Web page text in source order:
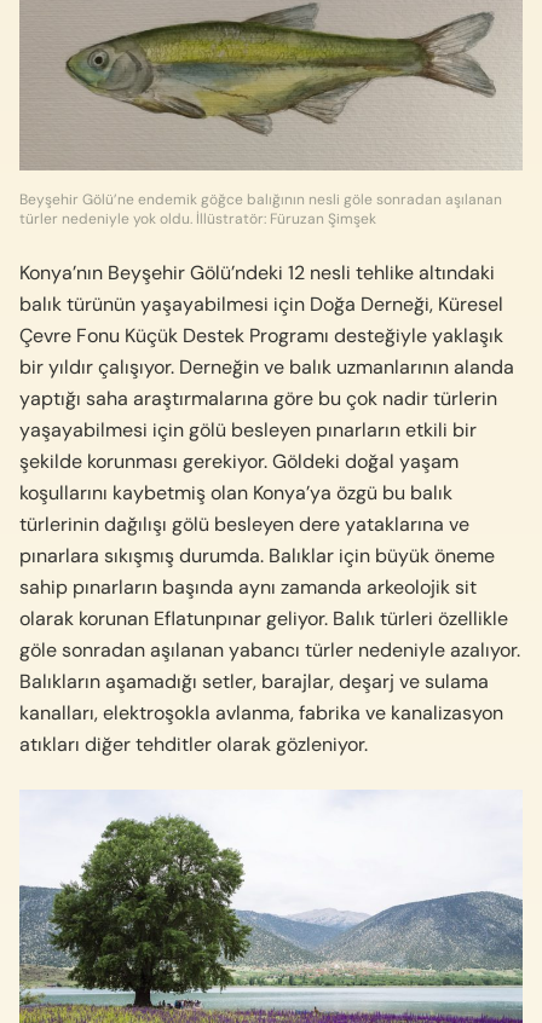
Beyşehir Gölü’ne endemik göğce balığının nesli göle sonradan aşılanan
türler nedeniyle yok oldu. İllüstratör: Füruzan Şimşek
Konya’nın Beyşehir Gölü’ndeki 12 nesli tehlike altındaki
balık türünün yaşayabilmesi için Doğa Derneği, Küresel
Çevre Fonu Küçük Destek Programı desteğiyle yaklaşık
bir yıldır çalışıyor. Derneğin ve balık uzmanlarının alanda
yaptığı saha araştırmalarına göre bu çok nadir türlerin
yaşayabilmesi için gölü besleyen pınarların etkili bir
şekilde korunması gerekiyor. Göldeki doğal yaşam
koşullarını kaybetmiş olan Konya’ya özgü bu balık
türlerinin dağılışı gölü besleyen dere yataklarına ve
pınarlara sıkışmış durumda. Balıklar için büyük öneme
sahip pınarların başında aynı zamanda arkeolojik sit
olarak korunan Eflatunpınar geliyor. Balık türleri özellikle
göle sonradan aşılanan yabancı türler nedeniyle azalıyor.
Balıkların aşamadığı setler, barajlar, deşarj ve sulama
kanalları, elektroşokla avlanma, fabrika ve kanalizasyon
atıkları diğer tehditler olarak gözleniyor.